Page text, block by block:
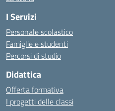
I Servizi
Personale scolastico
Famiglie e studenti
Percorsi di studio
Didattica
Offerta formativa
I progetti delle classi